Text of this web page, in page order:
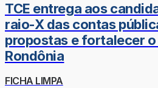
TCE entrega aos
raio-X das contas
propostas e fortalecer
Rondônia
FICHA LIMPA